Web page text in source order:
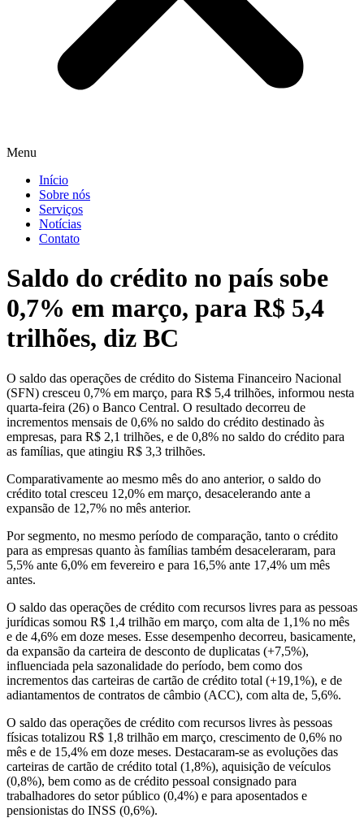
Menu
Início
Sobre nós
Serviços
Notícias
Contato
Saldo do crédito no país sobe
0,7% em março, para R$ 5,4
trilhões, diz BC
O saldo das operações de crédito do Sistema Financeiro Nacional
(SFN) cresceu 0,7% em março, para R$ 5,4 trilhões, informou nesta
quarta-feira (26) o Banco Central. O resultado decorreu de
incrementos mensais de 0,6% no saldo do crédito destinado às
empresas, para R$ 2,1 trilhões, e de 0,8% no saldo do crédito para
as famílias, que atingiu R$ 3,3 trilhões.
Comparativamente ao mesmo mês do ano anterior, o saldo do
crédito total cresceu 12,0% em março, desacelerando ante a
expansão de 12,7% no mês anterior.
Por segmento, no mesmo período de comparação, tanto o crédito
para as empresas quanto às famílias também desaceleraram, para
5,5% ante 6,0% em fevereiro e para 16,5% ante 17,4% um mês
antes.
O saldo das operações de crédito com recursos livres para as pessoas
jurídicas somou R$ 1,4 trilhão em março, com alta de 1,1% no mês
e de 4,6% em doze meses. Esse desempenho decorreu, basicamente,
da expansão da carteira de desconto de duplicatas (+7,5%),
influenciada pela sazonalidade do período, bem como dos
incrementos das carteiras de cartão de crédito total (+19,1%), e de
adiantamentos de contratos de câmbio (ACC), com alta de, 5,6%.
O saldo das operações de crédito com recursos livres às pessoas
físicas totalizou R$ 1,8 trilhão em março, crescimento de 0,6% no
mês e de 15,4% em doze meses. Destacaram-se as evoluções das
carteiras de cartão de crédito total (1,8%), aquisição de veículos
(0,8%), bem como as de crédito pessoal consignado para
trabalhadores do setor público (0,4%) e para aposentados e
pensionistas do INSS (0,6%).